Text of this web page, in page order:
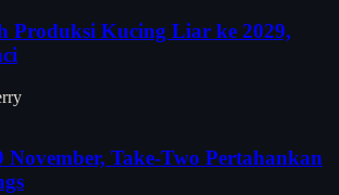
Produksi Kucing Liar ke 2029,
Take-Two Pertahankan